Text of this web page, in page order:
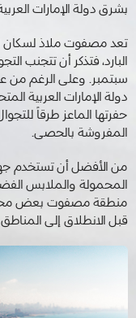
بشرق دولة الإمارات
تعد مصفوت ملاذ
البارد، فتذكر أن تتجنب
سبتمبر. وعلى الرغم من
دولة الإمارات العربية
حفرتها الماعز طرقاً
المفروشة بالحصى.
من الأفضل أن تستخدم
المحمولة والملابس
منطقة مصفوت بعض محلات
قبل الانطلاق إلى المناطق